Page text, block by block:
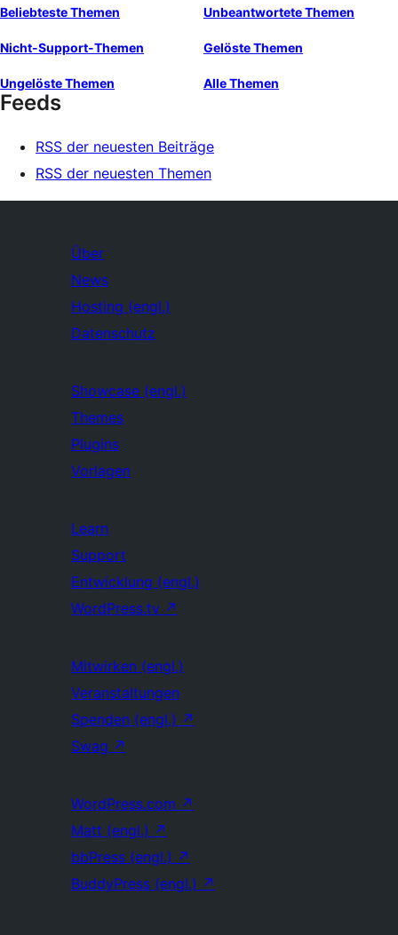
Beliebteste Themen Unbeantwortete Themen
Nicht-Support-Themen Gelöste Themen
Ungelöste Themen Alle Themen
Feeds
RSS der neuesten Beiträge
RSS der neuesten Themen
Über
News
Hosting (engl.)
Datenschutz
Showcase (engl.)
Themes
Plugins
Vorlagen
Learn
Support
Entwicklung (engl.)
WordPress.tv ↗
Mitwirken (engl.)
Veranstaltungen
Spenden (engl.) ↗
Swag ↗
WordPress.com ↗
Matt (engl.) ↗
bbPress (engl.) ↗
BuddyPress (engl.) ↗